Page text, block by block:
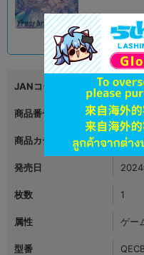
品切状態 690円
JANコード
商品番号
商品カテゴリ 映像
発売日
枚数 1
属性 ゲー
型番